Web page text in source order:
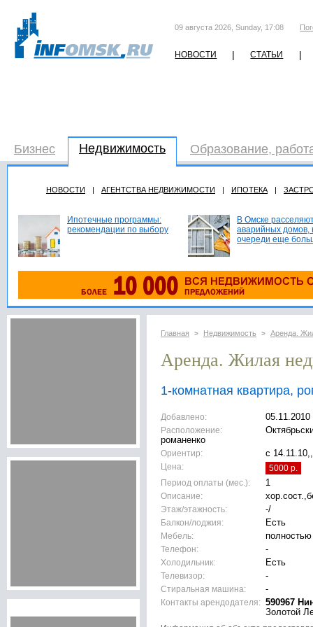
09 августа 2026, Sunday, 17:08
НОВОСТИ | СТАТЬИ |
Бизнес Недвижимость Образование,
НОВОСТИ | АГЕНТСТВА НЕДВИЖИМОСТИ | ИПОТЕКА |
Ипотечные программы:
рекомендации по выбору
В Омске
аварийных домов,
очереди еще
Главная > Недвижимость > Аренда.
Аренда. Жилая
1-комнатная квартира,
Добавлено:
05.11.2010
Расположение:
романенко
Ориентир:
с
Цена:
5000 р.
Период оплаты (мес.):
1
Описание:
Этаж/этажность:
-/
Балкон/лоджия:
Есть
Мебель:
полностью
Телефон:
-
Холодильник:
Есть
Телевизор:
-
Стиральная машина:
-
Контакты арендодателя: 590967
Золотой